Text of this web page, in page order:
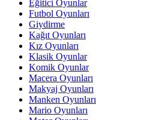
Eğitici Oyunlar
Futbol Oyunları
Giydirme
Kağıt Oyunları
Kız Oyunları
Klasik Oyunlar
Komik Oyunlar
Macera Oyunları
Makyaj Oyunları
Manken Oyunları
Mario Oyunları